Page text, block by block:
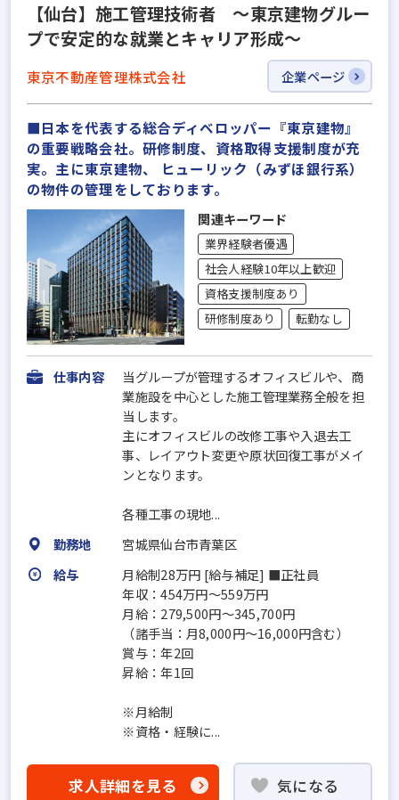
【仙台】施工管理技術者 〜東京建物グルー
プで安定的な就業とキャリア形成〜
東京不動産管理株式会社 企業ページ
■日本を代表する総合ディベロッパー『東京建物』
の重要戦略会社。研修制度、資格取得支援制度が充
実。主に東京建物、 ヒューリック（みずほ銀行系）
の物件の管理をしております。
関連キーワード
業界経験者優遇
社会人経験10年以上歓迎
資格支援制度あり
研修制度あり
転勤なし
仕事内容
当グループが管理するオフィスビルや、商
業施設を中心とした施工管理業務全般を担
当します。
主にオフィスビルの改修工事や入退去工
事、レイアウト変更や原状回復工事がメイ
ンとなります。
各種工事の現地...
勤務地
宮城県仙台市青葉区
給与
月給制28万円 [給与補足] ■正社員
年収：454万円～559万円
月給：279,500円～345,700円
（諸手当：月8,000円～16,000円含む）
賞与：年2回
昇給：年1回
※月給制
※資格・経験に...
求人詳細を見る 気になる